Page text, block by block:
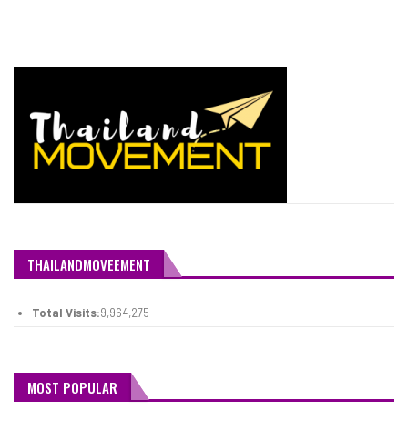
THAILANDMOVEEMENT
Total Visits:9,964,275
MOST POPULAR